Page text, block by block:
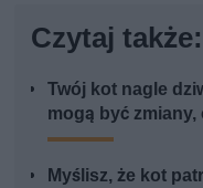
Czytaj także:
Twój kot nagle
mogą być
Myślisz, że kot